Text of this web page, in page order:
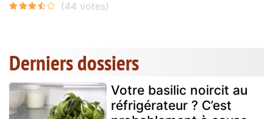
Derniers dossiers
Votre basilic noircit au
réfrigérateur ? C’est